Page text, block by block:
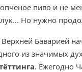
пиво и не
Но нужно
Баварией
из значимых
. Ежегодно